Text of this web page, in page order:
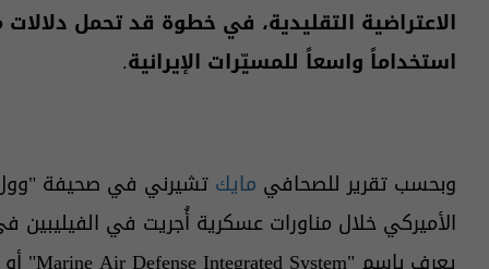
الاعتراضية التقليدية، في خطوة قد تحمل
استخداماً واسعاً للمسيّرات الإيرانية.
وبحسب تقرير للصحافي مايك تشيرني في صحيفة
الأميركي خلال مناورات عسكرية أُجريت في